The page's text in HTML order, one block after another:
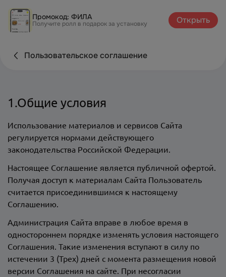
Промокод: ФИЛА
Получите ролл в подарок за установку Открыть
Пользовательское соглашение
1.Общие условия
Использование материалов и сервисов Сайта
регулируется нормами действующего
законодательства Российской Федерации.
Настоящее Соглашение является публичной офертой.
Получая доступ к материалам Сайта Пользователь
считается присоединившимся к настоящему
Соглашению.
Администрация Сайта вправе в любое время в
одностороннем порядке изменять условия настоящего
Соглашения. Такие изменения вступают в силу по
истечении 3 (Трех) дней с момента размещения новой
версии Соглашения на сайте. При несогласии